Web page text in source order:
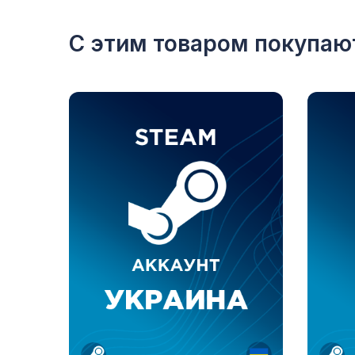
С этим товаром